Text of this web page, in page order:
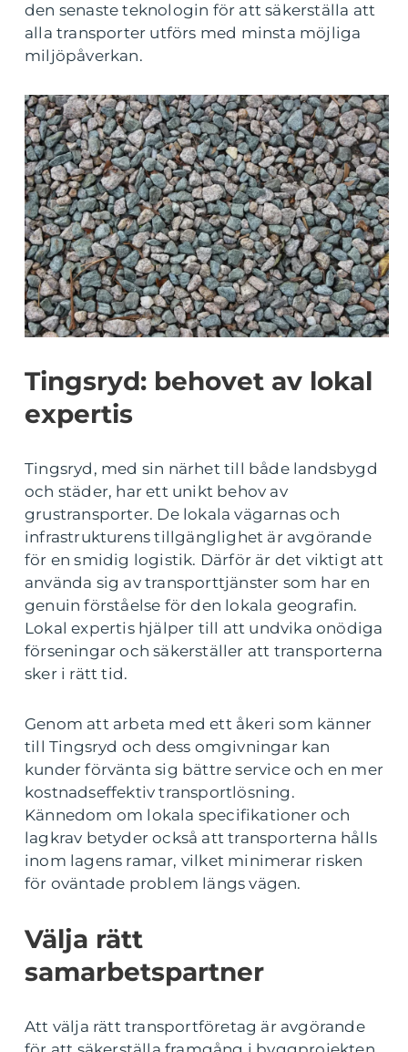
den senaste teknologin för att säkerställa att
alla transporter utförs med minsta möjliga
miljöpåverkan.
Tingsryd: behovet av lokal
expertis
Tingsryd, med sin närhet till både landsbygd
och städer, har ett unikt behov av
grustransporter. De lokala vägarnas och
infrastrukturens tillgänglighet är avgörande
för en smidig logistik. Därför är det viktigt att
använda sig av transporttjänster som har en
genuin förståelse för den lokala geografin.
Lokal expertis hjälper till att undvika onödiga
förseningar och säkerställer att transporterna
sker i rätt tid.
Genom att arbeta med ett åkeri som känner
till Tingsryd och dess omgivningar kan
kunder förvänta sig bättre service och en mer
kostnadseffektiv transportlösning.
Kännedom om lokala specifikationer och
lagkrav betyder också att transporterna hålls
inom lagens ramar, vilket minimerar risken
för oväntade problem längs vägen.
Välja rätt
samarbetspartner
Att välja rätt transportföretag är avgörande